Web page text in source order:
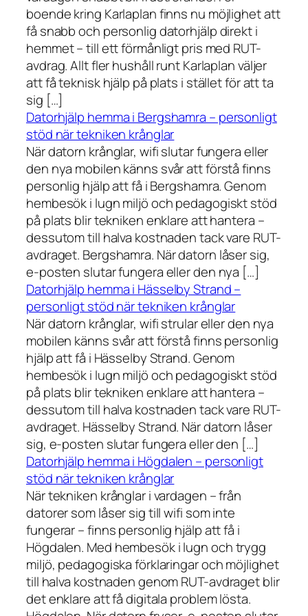
boende kring Karlaplan finns nu möjlighet att
få snabb och personlig datorhjälp direkt i
hemmet – till ett förmånligt pris med RUT-
avdrag. Allt fler hushåll runt Karlaplan väljer
att få teknisk hjälp på plats i stället för att ta
sig […]
Datorhjälp hemma i Bergshamra – personligt
stöd när tekniken krånglar
När datorn krånglar, wifi slutar fungera eller
den nya mobilen känns svår att förstå finns
personlig hjälp att få i Bergshamra. Genom
hembesök i lugn miljö och pedagogiskt stöd
på plats blir tekniken enklare att hantera –
dessutom till halva kostnaden tack vare RUT-
avdraget. Bergshamra. När datorn låser sig,
e-posten slutar fungera eller den nya […]
Datorhjälp hemma i Hässelby Strand –
personligt stöd när tekniken krånglar
När datorn krånglar, wifi strular eller den nya
mobilen känns svår att förstå finns personlig
hjälp att få i Hässelby Strand. Genom
hembesök i lugn miljö och pedagogiskt stöd
på plats blir tekniken enklare att hantera –
dessutom till halva kostnaden tack vare RUT-
avdraget. Hässelby Strand. När datorn låser
sig, e-posten slutar fungera eller den […]
Datorhjälp hemma i Högdalen – personligt
stöd när tekniken krånglar
När tekniken krånglar i vardagen – från
datorer som låser sig till wifi som inte
fungerar – finns personlig hjälp att få i
Högdalen. Med hembesök i lugn och trygg
miljö, pedagogiska förklaringar och möjlighet
till halva kostnaden genom RUT-avdraget blir
det enklare att få digitala problem lösta.